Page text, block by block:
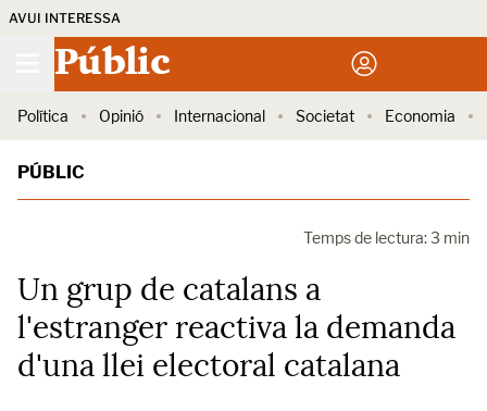
AVUI INTERESSA
Públic
Política Opinió Internacional Societat Economia
PÚBLIC
Temps de lectura: 3 min
Un grup de catalans a
l'estranger reactiva la demanda
d'una llei electoral catalana